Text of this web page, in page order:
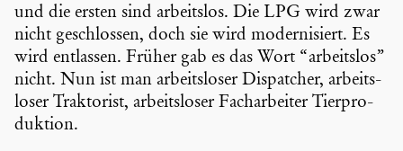
und die ersten sind arbeitslos. Die LPG wird zwar
nicht geschlossen, doch sie wird moder­ni­siert. Es
wird entlassen. Früher gab es das Wort “arbeitslos”
nicht. Nun ist man arbeits­loser Dispatcher, arbeits­
loser Trakto­rist, arbeits­loser Fachar­beiter Tierpro­
duk­tion.